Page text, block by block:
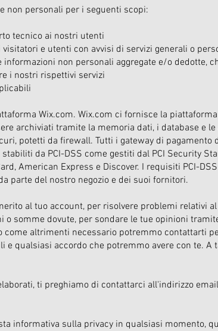
non personali per i seguenti scopi:
tecnico ai nostri utenti
e utenti con avvisi di servizi generali o
non personali aggregate e/o dedotte,
i nostri rispettivi servizi
Wix.com. Wix.com ci fornisce la
archiviati tramite la memoria dati, i database e
potetti da firewall. Tutti i gateway di
da PCI-DSS come gestiti dal PCI Security
American Express e Discover. I requisiti PCI-
parte del nostro negozio e dei suoi fornitori.
al tuo account, per risolvere problemi relativi
somme dovute, per sondare le tue opinioni
come altrimenti necessario potremmo contattarti
e qualsiasi accordo che potremmo avere con te.
ti preghiamo di contattarci all'indirizzo
informativa sulla privacy in qualsiasi momento,